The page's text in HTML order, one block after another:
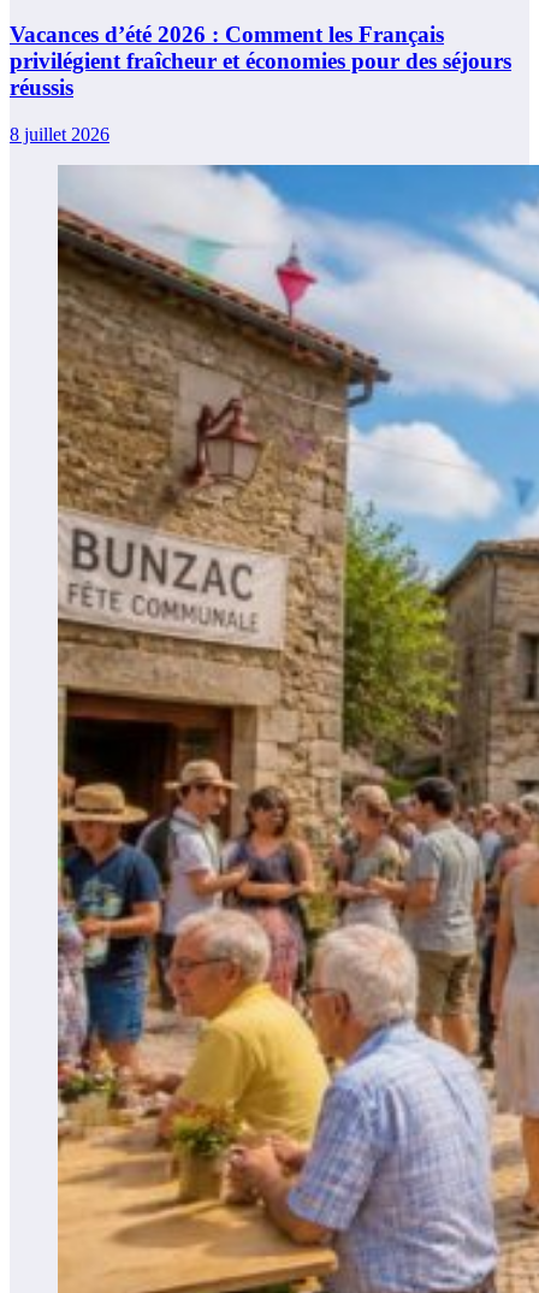
Vacances d’été 2026 : Comment les Français
privilégient fraîcheur et économies pour des séjours
réussis
8 juillet 2026